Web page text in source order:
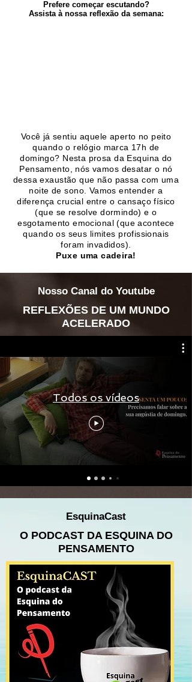
Prefere começar escutando?
Assista à nossa reflexão da semana:
Você já sentiu aquele aperto no peito
quando o relógio marca 17h de
domingo? Nesta prosa da Esquina do
Pensamento, nós vamos desatar o nó
dessa exaustão que não passa com uma
noite de sono. Vamos entender a
diferença crucial entre o cansaço físico
(que se resolve dormindo) e o
esgotamento emocional (que acontece
quando os seus limites profissionais
foram invadidos).
Puxe uma cadeira!
Nosso Canal do Youtube
REFLEXÕES DE UM MUNDO
ACELERADO
Todos os vídeos
EsquinaCast
O PODCAST DA ESQUINA DO
PENSAMENTO